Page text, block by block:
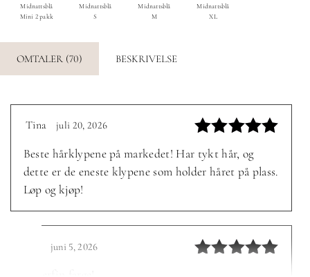
Midnattsblå
Mini 2 pakk
Midnattsblå
S
Midnattsblå
M
Midnattsblå
XL
OMTALER (70) BESKRIVELSE
Vurdert
av 5
Tina juli 20, 2026
Beste hårklypene på markedet! Har tykt hår, og
dette er de eneste klypene som holder håret på plass.
Løp og kjøp!
juni 5, 2026